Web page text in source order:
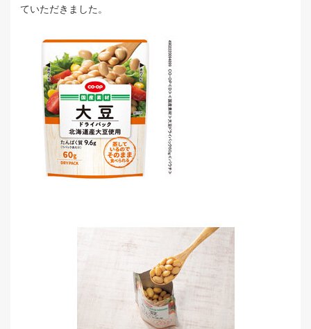
ていただきました。